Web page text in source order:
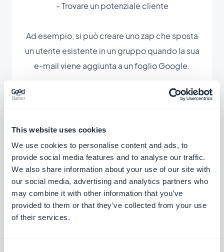
This website uses cookies
We use cookies to personalise content and ads, to
provide social media features and to analyse our traffic.
We also share information about your use of our site with
our social media, advertising and analytics partners who
may combine it with other information that you’ve
provided to them or that they’ve collected from your use
of their services.
- Trovare un potenziale cliente
Ad esempio, si può creare uno zap che sposta
un utente esistente in un gruppo quando la sua
e-mail viene aggiunta a un foglio Google.
Estensioni associate